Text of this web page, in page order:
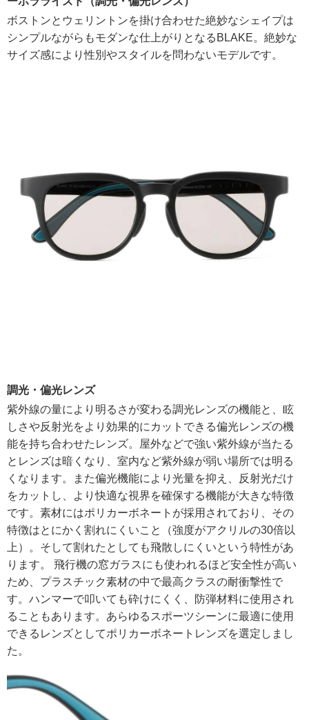
ボストンとウェリントンを掛け合わせた絶妙なシェイプは
シンプルながらもモダンな仕上がりとなるBLAKE。絶妙な
サイズ感により性別やスタイルを問わないモデルです。
調光・偏光レンズ
紫外線の量により明るさが変わる調光レンズの機能と、眩
しさや反射光をより効果的にカットできる偏光レンズの機
能を持ち合わせたレンズ。屋外などで強い紫外線が当たる
とレンズは暗くなり、室内など紫外線が弱い場所では明る
くなります。また偏光機能により光量を抑え、反射光だけ
をカットし、より快適な視界を確保する機能が大きな特徴
です。素材にはポリカーボネートが採用されており、その
特徴はとにかく割れにくいこと（強度がアクリルの30倍以
上）。そして割れたとしても飛散しにくいという特性があ
ります。 飛行機の窓ガラスにも使われるほど安全性が高い
ため、プラスチック素材の中で最高クラスの耐衝撃性で
す。ハンマーで叩いても砕けにくく、防弾材料に使用され
ることもあります。あらゆるスポーツシーンに最適に使用
できるレンズとしてポリカーボネートレンズを選定しまし
た。